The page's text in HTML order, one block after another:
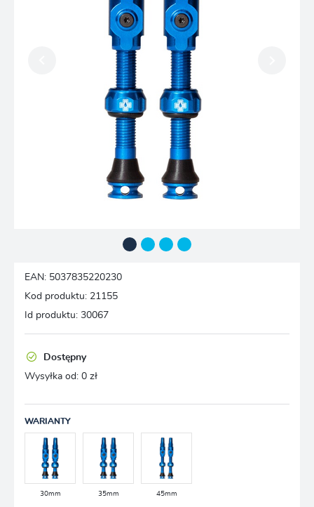
EAN: 5037835220230
Kod produktu: 21155
Id produktu: 30067
Dostępny
Wysyłka od: 0 zł
WARIANTY
30mm 35mm 45mm